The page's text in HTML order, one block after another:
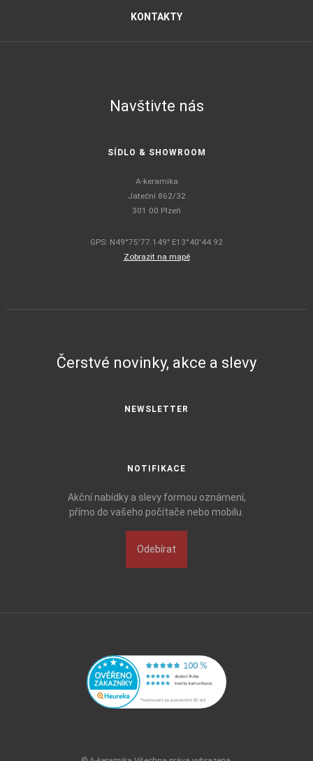
KONTAKTY
Navštivte nás
SÍDLO & SHOWROOM
A-keramika
Jateční 862/32
301 00 Plzeň
GPS: N49°75'77.149" E13°40'44.92
Zobrazit na mapě
Čerstvé novinky, akce a slevy
NEWSLETTER
NOTIFIKACE
Akční nabídky a slevy formou oznámení,
přímo do vašeho počítače nebo mobilu.
Odebírat